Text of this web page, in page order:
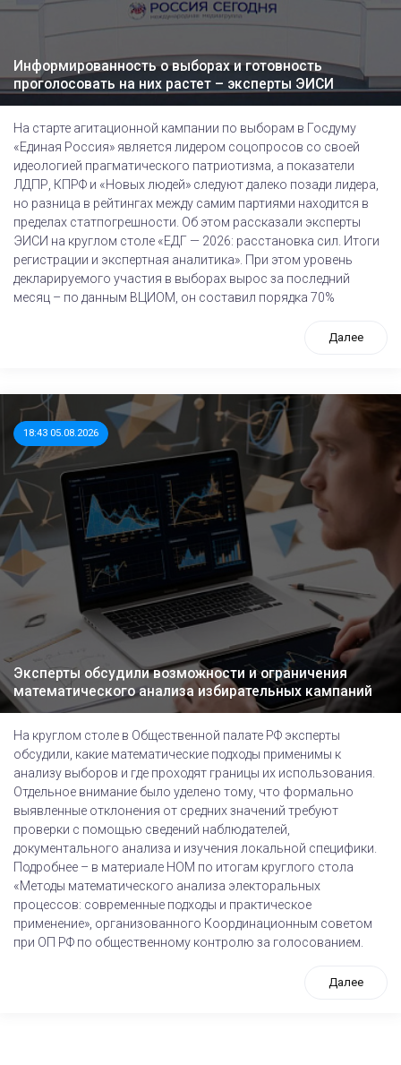
Информированность о выборах и готовность
проголосовать на них растет – эксперты ЭИСИ
На старте агитационной кампании по выборам в Госдуму
«Единая Россия» является лидером соцопросов со своей
идеологией прагматического патриотизма, а показатели
ЛДПР, КПРФ и «Новых людей» следуют далеко позади лидера,
но разница в рейтингах между самим партиями находится в
пределах статпогрешности. Об этом рассказали эксперты
ЭИСИ на круглом столе «ЕДГ — 2026: расстановка сил. Итоги
регистрации и экспертная аналитика». При этом уровень
декларируемого участия в выборах вырос за последний
месяц – по данным ВЦИОМ, он составил порядка 70%
Далее
18:43 05.08.2026
Эксперты обсудили возможности и ограничения
математического анализа избирательных кампаний
На круглом столе в Общественной палате РФ эксперты
обсудили, какие математические подходы применимы к
анализу выборов и где проходят границы их использования.
Отдельное внимание было уделено тому, что формально
выявленные отклонения от средних значений требуют
проверки с помощью сведений наблюдателей,
документального анализа и изучения локальной специфики.
Подробнее – в материале НОМ по итогам круглого стола
«Методы математического анализа электоральных
процессов: современные подходы и практическое
применение», организованного Координационным советом
при ОП РФ по общественному контролю за голосованием.
Далее